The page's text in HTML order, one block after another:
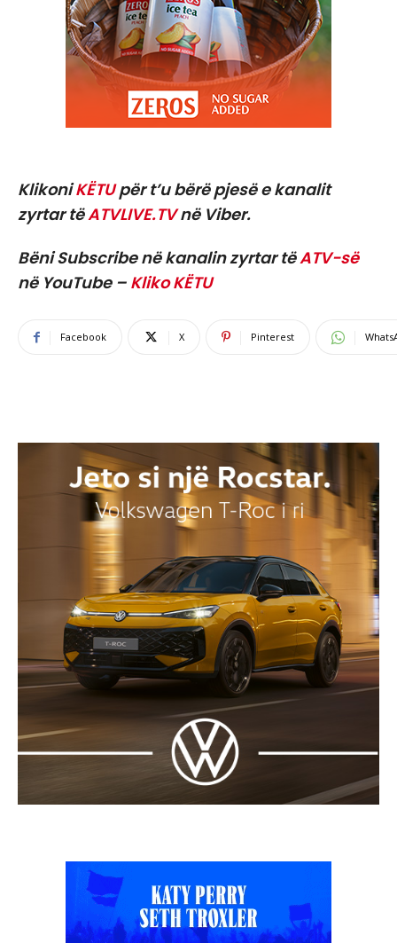
KlikoniKËTUpër t’u bërë pjesë e kanalit
zyrtar tëATVLIVE.TVnë Viber.
Bëni Subscribe në kanalin zyrtar tëATV-së
në YouTube – Kliko KËTU
Facebook X Pinterest